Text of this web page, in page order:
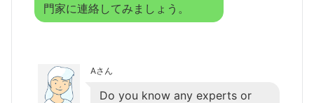
門家に連絡してみましょう。
Aさん
Do you know any experts or